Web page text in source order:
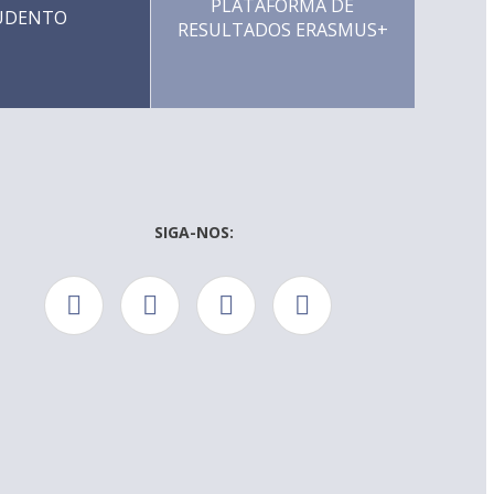
PLATAFORMA DE
RESULTADOS ERASMUS+
SIGA-NOS: